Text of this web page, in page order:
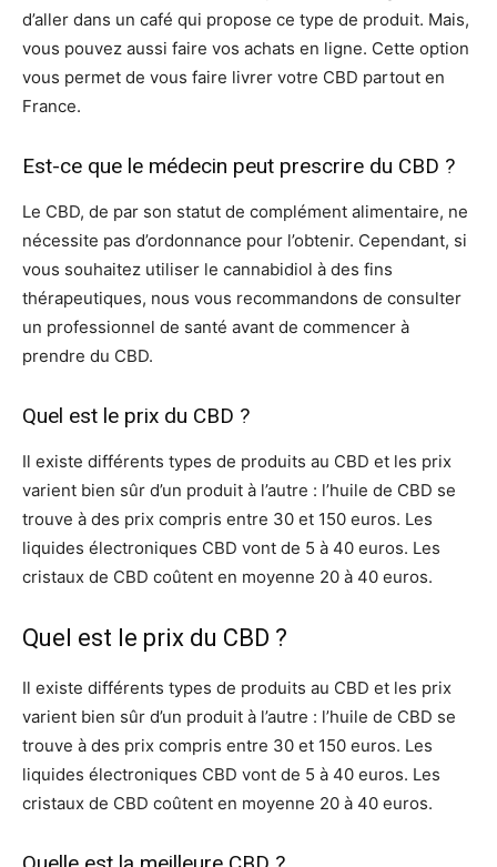
d’aller dans un café qui propose ce type de produit. Mais,
vous pouvez aussi faire vos achats en ligne. Cette option
vous permet de vous faire livrer votre CBD partout en
France.
Est-ce que le médecin peut prescrire du CBD ?
Le CBD, de par son statut de complément alimentaire, ne
nécessite pas d’ordonnance pour l’obtenir. Cependant, si
vous souhaitez utiliser le cannabidiol à des fins
thérapeutiques, nous vous recommandons de consulter
un professionnel de santé avant de commencer à
prendre du CBD.
Quel est le prix du CBD ?
Il existe différents types de produits au CBD et les prix
varient bien sûr d’un produit à l’autre : l’huile de CBD se
trouve à des prix compris entre 30 et 150 euros. Les
liquides électroniques CBD vont de 5 à 40 euros. Les
cristaux de CBD coûtent en moyenne 20 à 40 euros.
Quel est le prix du CBD ?
Il existe différents types de produits au CBD et les prix
varient bien sûr d’un produit à l’autre : l’huile de CBD se
trouve à des prix compris entre 30 et 150 euros. Les
liquides électroniques CBD vont de 5 à 40 euros. Les
cristaux de CBD coûtent en moyenne 20 à 40 euros.